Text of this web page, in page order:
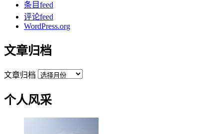
条目feed
评论feed
WordPress.org
文章归档
文章归档
个人风采